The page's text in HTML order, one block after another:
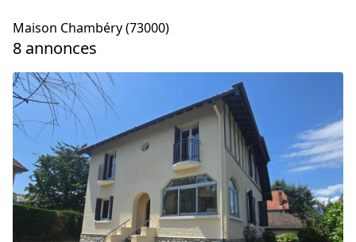
Maison Chambéry (73000)
8 annonces